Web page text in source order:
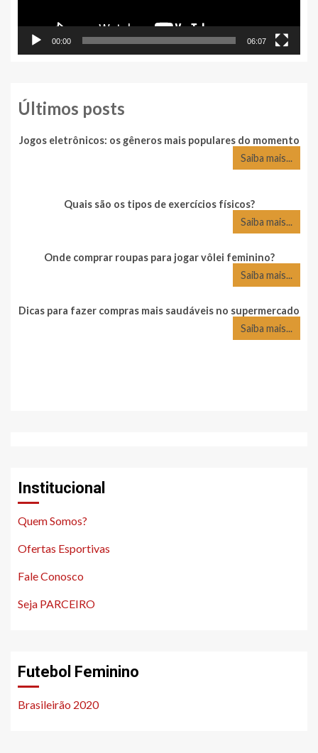
00:00 06:07
Últimos posts
Jogos eletrônicos: os gêneros mais populares do momento
Saiba mais...
Quais são os tipos de exercícios físicos?
Saiba mais...
Onde comprar roupas para jogar vôlei feminino?
Saiba mais...
Dicas para fazer compras mais saudáveis no supermercado
Saiba mais...
Institucional
Quem Somos?
Ofertas Esportivas
Fale Conosco
Seja PARCEIRO
Futebol Feminino
Brasileirão 2020